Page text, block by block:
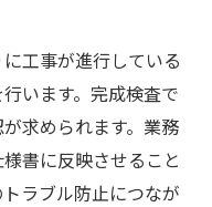
工事が進行している
います。完成検査で
求められます。業務
書に反映させること
ラブル防止につなが